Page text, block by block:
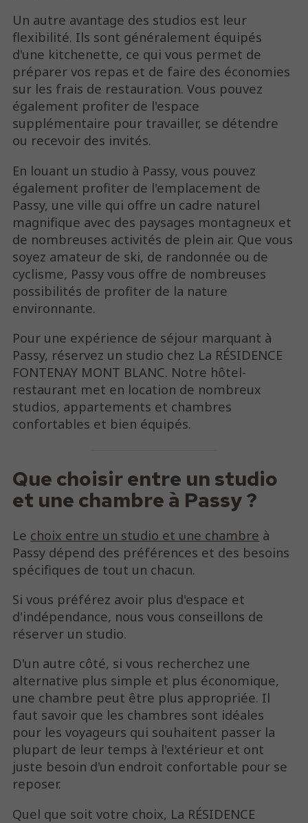
Un autre avantage des studios est leur
flexibilité. Ils sont généralement équipés
d'une kitchenette, ce qui vous permet de
préparer vos repas et de faire des économies
sur les frais de restauration. Vous pouvez
également profiter de l'espace
supplémentaire pour travailler, se détendre
ou recevoir des invités.
En louant un studio à Passy, vous pouvez
également profiter de l'emplacement de
Passy, une ville qui offre un cadre naturel
magnifique avec des paysages montagneux et
de nombreuses activités de plein air. Que vous
soyez amateur de ski, de randonnée ou de
cyclisme, Passy vous offre de nombreuses
possibilités de profiter de la nature
environnante.
Pour une expérience de séjour marquant à
Passy, réservez un studio chez La RÉSIDENCE
FONTENAY MONT BLANC. Notre hôtel-
restaurant met en location de nombreux
studios, appartements et chambres
confortables et bien équipés.
Que choisir entre un studio
et une chambre à Passy ?
Le choix entre un studio et une chambre à
Passy dépend des préférences et des besoins
spécifiques de tout un chacun.
Si vous préférez avoir plus d'espace et
d'indépendance, nous vous conseillons de
réserver un studio.
D'un autre côté, si vous recherchez une
alternative plus simple et plus économique,
une chambre peut être plus appropriée. Il
faut savoir que les chambres sont idéales
pour les voyageurs qui souhaitent passer la
plupart de leur temps à l'extérieur et ont
juste besoin d'un endroit confortable pour se
reposer.
Quel que soit votre choix, La RÉSIDENCE